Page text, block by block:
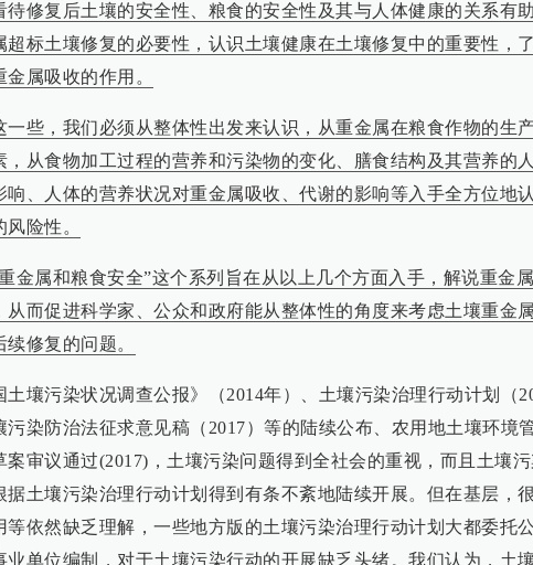
待修复后土壤的安全性、粮食的安全性及其与人体健康的关系有
超标土壤修复的必要性，认识土壤健康在土壤修复中的重要性，
属吸收的作用。
一些，我们必须从整体性出发来认识，从重金属在粮食作物的生
，从食物加工过程的营养和污染物的变化、膳食结构及其营养的
响、人体的营养状况对重金属吸收、代谢的影响等入手全方位地
险性。
金属和粮食安全”这个系列旨在从以上几个方面入手，解说重金
从而促进科学家、公众和政府能从整体性的角度来考虑土壤重金
修复的问题。
土壤污染状况调查公报》（2014年）、土壤污染治理行动计划（
污染防治法征求意见稿（2017）等的陆续公布、农用地土壤环境
案审议通过(2017)，土壤污染问题得到全社会的重视，而且土壤
据土壤污染治理行动计划得到有条不紊地陆续开展。但在基层，
等依然缺乏理解，一些地方版的土壤污染治理行动计划大都委托
业单位编制，对于土壤污染行动的开展缺乏头绪。我们认为，土